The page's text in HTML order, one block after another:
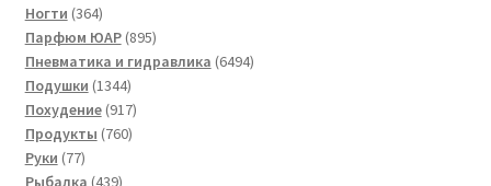
Ногти 364364
товара
Парфюм ЮАР 895895
товаров
Пневматика и гидравлика 64946494
Подушки 13441344
товара
Похудение 917917
товаров
Продукты 760760
Руки 7777
товаров
Рыбалка 439439